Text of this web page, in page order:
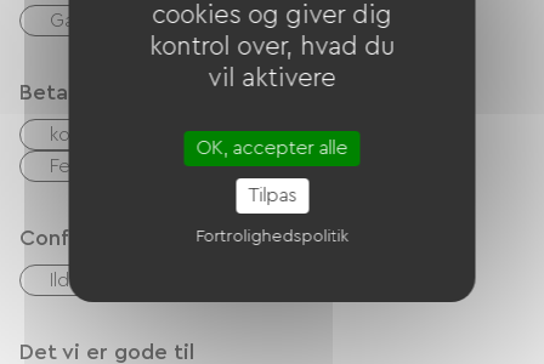
Garage Privat lukket grund
Betalingsmåder
kontrol
Kontanter
Feriekuponer (ANCV)
Overførsel
Confort
Ildsted
Det vi er gode til
cookies og giver dig
kontrol over, hvad du
vil aktivere
OK, accepter alle
Tilpas
Fortrolighedspolitik